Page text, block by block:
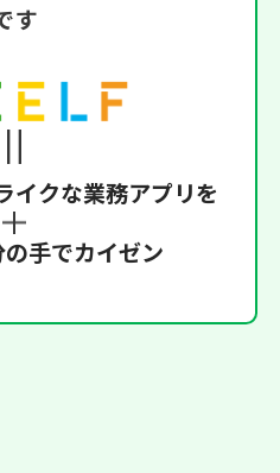
イクな業務アプリを
の手でカイゼン
す